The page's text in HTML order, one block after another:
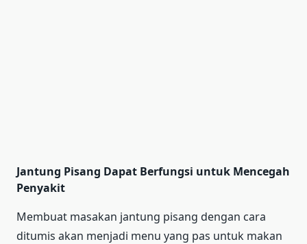
Jantung Pisang Dapat Berfungsi untuk Mencegah
Penyakit
Membuat masakan jantung pisang dengan cara
ditumis akan menjadi menu yang pas untuk makan